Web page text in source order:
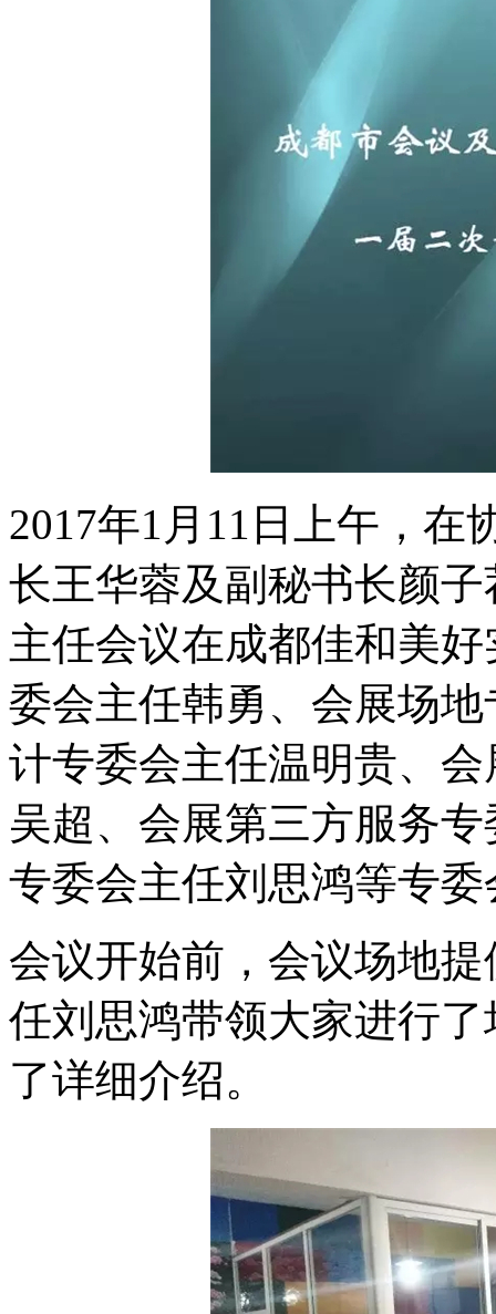
2017年1月11日上午，在
长王华蓉及副秘书长颜
主任会议在成都佳和美
委会主任韩勇、会展场
计专委会主任温明贵、
吴超、会展第三方服务
专委会主任刘思鸿等专
会议开始前，会议场地
任刘思鸿带领大家进行
了详细介绍。